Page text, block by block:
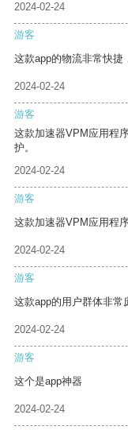
2024-02-24
游客
这款app的物流非常快捷
2024-02-24
游客
这款加速器VPM应用程
护。
2024-02-24
游客
这款加速器VPM应用程
2024-02-24
游客
这款app的用户群体非常
2024-02-24
游客
这个是app神器
2024-02-24